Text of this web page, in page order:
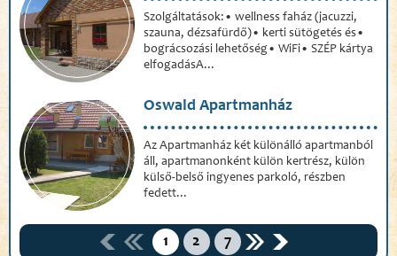
Szolgáltatások:• wellness faház (jacuzzi,
szauna, dézsafürdő)• kerti sütögetés és•
bográcsozási lehetőség• WiFi• SZÉP kártya
elfogadásA...
Oswald Apartmanház
Az Apartmanház két különálló apartmanból
áll, apartmanonként külön kertrész, külön
külső-belső ingyenes parkoló, részben
fedett...
1 2 7